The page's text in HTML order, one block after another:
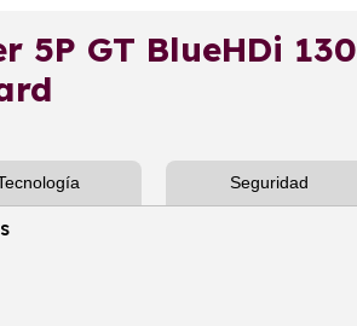
5P GT BlueHDi 130
Seguridad